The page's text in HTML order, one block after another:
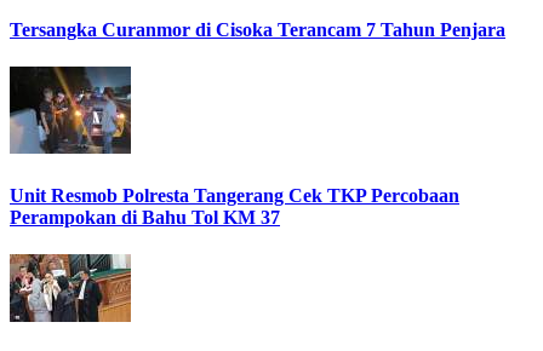
Tersangka Curanmor di Cisoka Terancam 7 Tahun Penjara
Unit Resmob Polresta Tangerang Cek TKP Percobaan
Perampokan di Bahu Tol KM 37